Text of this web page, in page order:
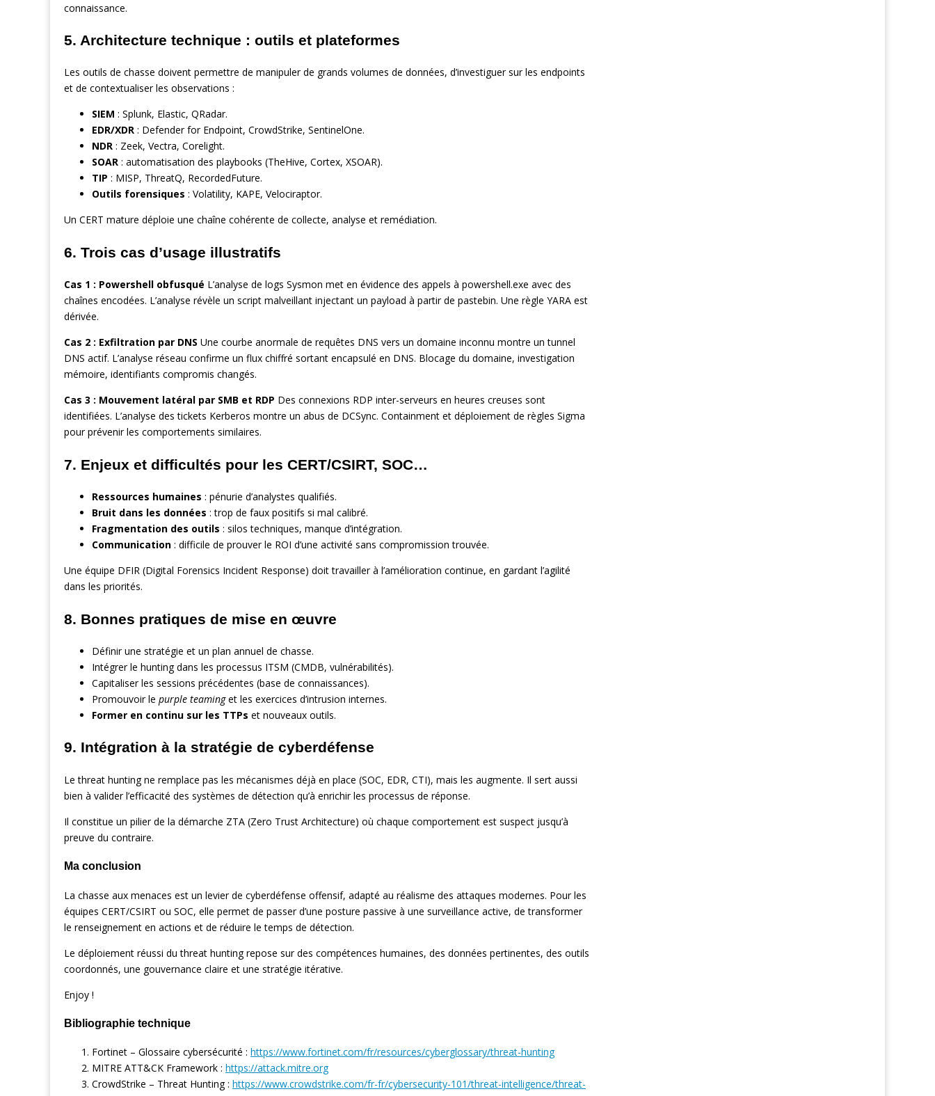
connaissance.
5. Architecture technique : outils et plateformes
Les outils de chasse doivent permettre de manipuler de grands volumes de données, d’investiguer sur les endpoints
et de contextualiser les observations :
SIEM : Splunk, Elastic, QRadar.
EDR/XDR : Defender for Endpoint, CrowdStrike, SentinelOne.
NDR : Zeek, Vectra, Corelight.
SOAR : automatisation des playbooks (TheHive, Cortex, XSOAR).
TIP : MISP, ThreatQ, RecordedFuture.
Outils forensiques : Volatility, KAPE, Velociraptor.
Un CERT mature déploie une chaîne cohérente de collecte, analyse et remédiation.
6. Trois cas d’usage illustratifs
Cas 1 : Powershell obfusqué L’analyse de logs Sysmon met en évidence des appels à powershell.exe avec des
chaînes encodées. L’analyse révèle un script malveillant injectant un payload à partir de pastebin. Une règle YARA est
dérivée.
Cas 2 : Exfiltration par DNS Une courbe anormale de requêtes DNS vers un domaine inconnu montre un tunnel
DNS actif. L’analyse réseau confirme un flux chiffré sortant encapsulé en DNS. Blocage du domaine, investigation
mémoire, identifiants compromis changés.
Cas 3 : Mouvement latéral par SMB et RDP Des connexions RDP inter-serveurs en heures creuses sont
identifiées. L’analyse des tickets Kerberos montre un abus de DCSync. Containment et déploiement de règles Sigma
pour prévenir les comportements similaires.
7. Enjeux et difficultés pour les CERT/CSIRT, SOC…
Ressources humaines : pénurie d’analystes qualifiés.
Bruit dans les données : trop de faux positifs si mal calibré.
Fragmentation des outils : silos techniques, manque d’intégration.
Communication : difficile de prouver le ROI d’une activité sans compromission trouvée.
Une équipe DFIR (Digital Forensics Incident Response) doit travailler à l’amélioration continue, en gardant l’agilité
dans les priorités.
8. Bonnes pratiques de mise en œuvre
Définir une stratégie et un plan annuel de chasse.
Intégrer le hunting dans les processus ITSM (CMDB, vulnérabilités).
Capitaliser les sessions précédentes (base de connaissances).
Promouvoir le purple teaminget les exercices d’intrusion internes.
Former en continu sur les TTPs et nouveaux outils.
9. Intégration à la stratégie de cyberdéfense
Le threat hunting ne remplace pas les mécanismes déjà en place (SOC, EDR, CTI), mais les augmente. Il sert aussi
bien à valider l’efficacité des systèmes de détection qu’à enrichir les processus de réponse.
Il constitue un pilier de la démarche ZTA (Zero Trust Architecture) où chaque comportement est suspect jusqu’à
preuve du contraire.
Ma conclusion
La chasse aux menaces est un levier de cyberdéfense offensif, adapté au réalisme des attaques modernes. Pour les
équipes CERT/CSIRT ou SOC, elle permet de passer d’une posture passive à une surveillance active, de transformer
le renseignement en actions et de réduire le temps de détection.
Le déploiement réussi du threat hunting repose sur des compétences humaines, des données pertinentes, des outils
coordonnés, une gouvernance claire et une stratégie itérative.
Enjoy !
Bibliographie technique
Fortinet – Glossaire cybersécurité : https://www.fortinet.com/fr/resources/cyberglossary/threat-hunting
MITRE ATT&CK Framework : https://attack.mitre.org
CrowdStrike – Threat Hunting : https://www.crowdstrike.com/fr-fr/cybersecurity-101/threat-intelligence/threat-